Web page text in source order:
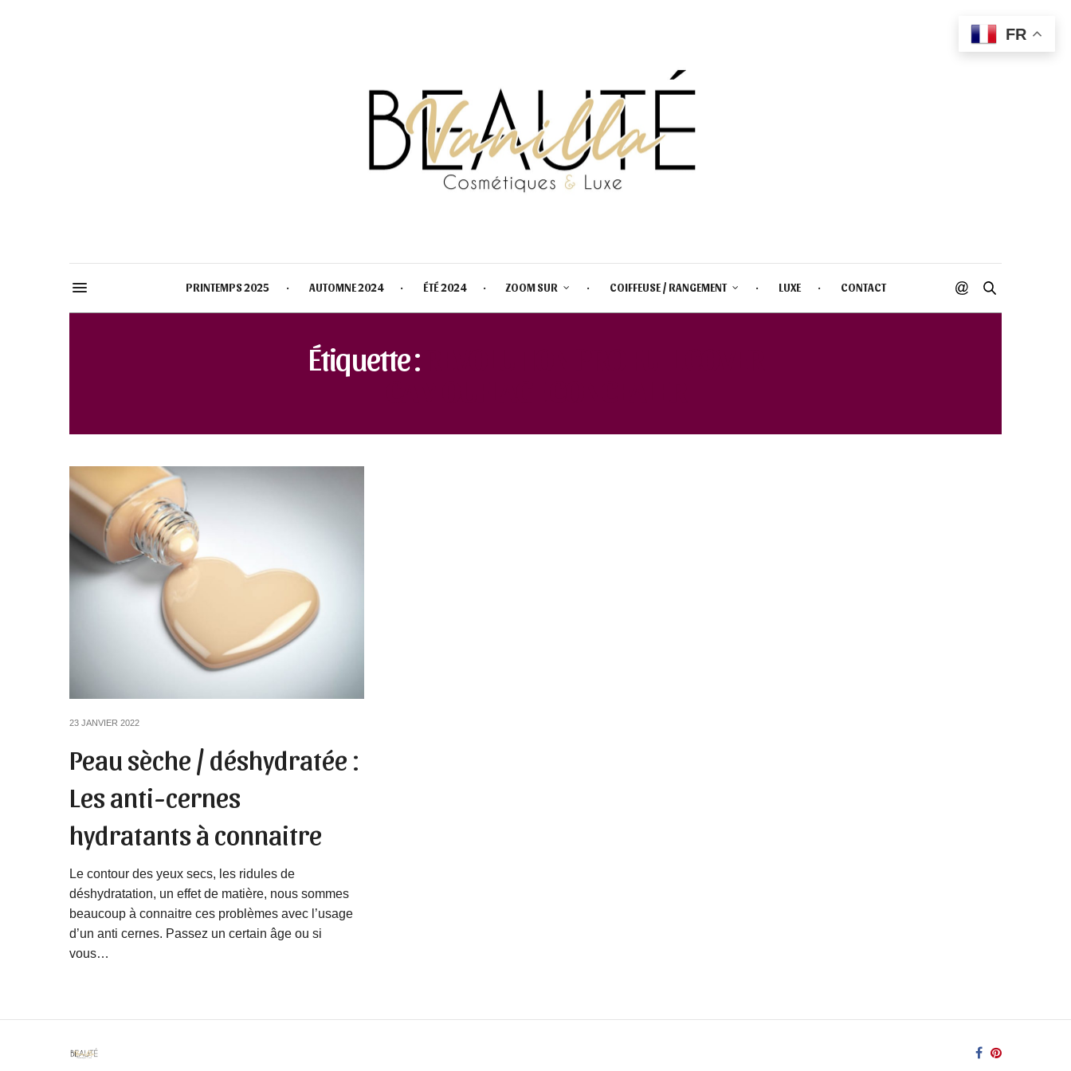
PRINTEMPS 2025 AUTOMNE 2024 ÉTÉ 2024 ZOOM SUR COIFFEUSE / RANGEMENT LUXE CONTACT
Étiquette :
23 JANVIER 2022
Peau sèche / déshydratée :
Les anti-cernes
hydratants à connaitre
Le contour des yeux secs, les ridules de
déshydratation, un effet de matière, nous sommes
beaucoup à connaitre ces problèmes avec l’usage
d’un anti cernes. Passez un certain âge ou si
vous…
FR